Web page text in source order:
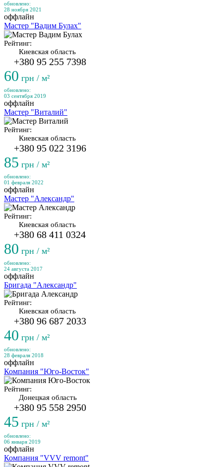
обновлено:
28 ноября 2021
оффлайн
Мастер "Вадим Булах"
Рейтинг:
Киевская область
+380 95 255 7398
60 грн / м²
обновлено:
03 сентября 2019
оффлайн
Мастер "Виталий"
Рейтинг:
Киевская область
+380 95 022 3196
85 грн / м²
обновлено:
01 февраля 2022
оффлайн
Мастер "Александр"
Рейтинг:
Киевская область
+380 68 411 0324
80 грн / м²
обновлено:
24 августа 2017
оффлайн
Бригада "Александр"
Рейтинг:
Киевская область
+380 96 687 2033
40 грн / м²
обновлено:
28 февраля 2018
оффлайн
Компания "Юго-Восток"
Рейтинг:
Донецкая область
+380 95 558 2950
45 грн / м²
обновлено:
06 января 2019
оффлайн
Компания "VVV remont"